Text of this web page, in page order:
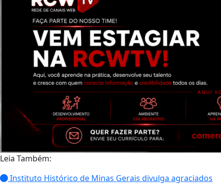
Leia Também:
Instituto Histórico de Minas Gerais divulga agraciados